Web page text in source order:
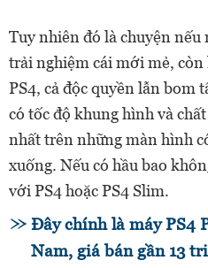
Tuy nhiên đó là chuyện nếu
trải nghiệm cái mới mẻ, còn
PS4, cả độc quyền lẫn bom
có tốc độ khung hình và
nhất trên những màn hình
xuống. Nếu có hầu bao
với PS4 hoặc PS4 Slim.
Đây chính là máy PS4
Nam, giá bán gần 13